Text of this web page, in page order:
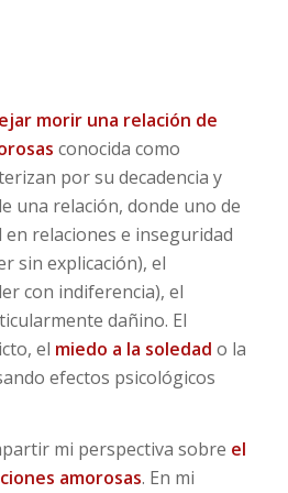
morir una relación de
conocida como
por su decadencia y
una relación, donde uno de
relaciones e inseguridad
sin explicación), el
con indiferencia), el
dañino. El
el miedo a la soledad o la
efectos psicológicos
mi perspectiva sobre el
amorosas. En mi